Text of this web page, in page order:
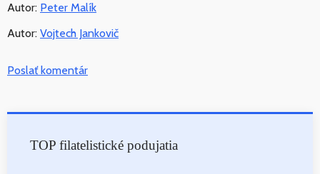
Autor: Peter Malík
Autor: Vojtech Jankovič
Poslať komentár
TOP filatelistické podujatia